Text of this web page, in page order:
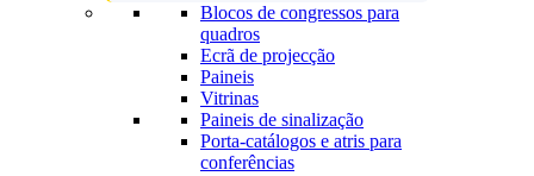
Blocos de congressos para
quadros
Ecrã de projecção
Paineis
Vitrinas
Paineis de sinalização
Porta-catálogos e atris para
conferências